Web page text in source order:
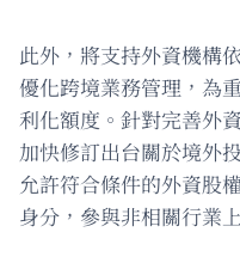
此外，將支持外資機構
優化跨境業務管理，為
利化額度。針對完善外
加快修訂出台關於境外
允許符合條件的外資股
身分，參與非相關行業